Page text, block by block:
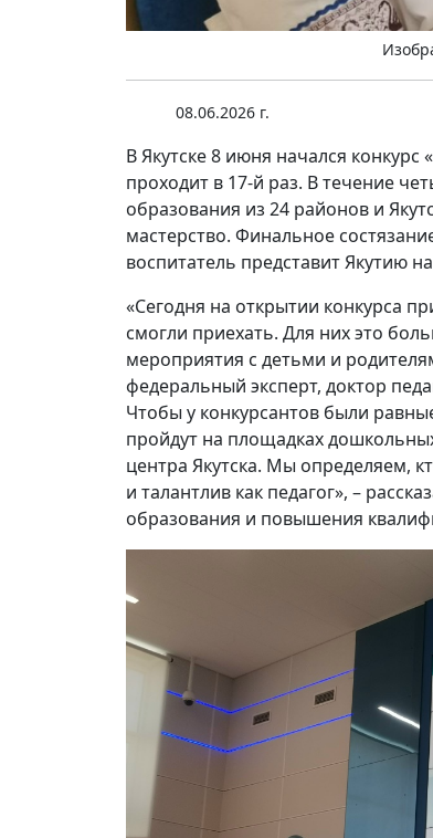
08.06.2026 г.
В Якутске 8 июня начался
проходит в 17-й раз. В течение
образования из 24 районов и
мастерство. Финальное
воспитатель представит Якутию
«Сегодня на открытии конкурса
смогли приехать. Для них это
мероприятия с детьми и
федеральный эксперт, доктор
Чтобы у конкурсантов были
пройдут на площадках
центра Якутска. Мы определяем,
и талантлив как педагог», –
образования и повышения